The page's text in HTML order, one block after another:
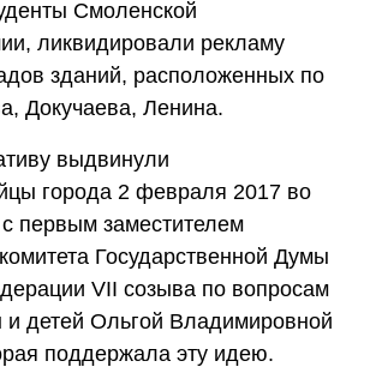
Смоленской
ликвидировали рекламу
зданий, расположенных по
Докучаева, Ленина.
выдвинули
города 2 февраля 2017 во
первым заместителем
Государственной Думы
VII созыва по вопросам
детей Ольгой Владимировной
поддержала эту идею.